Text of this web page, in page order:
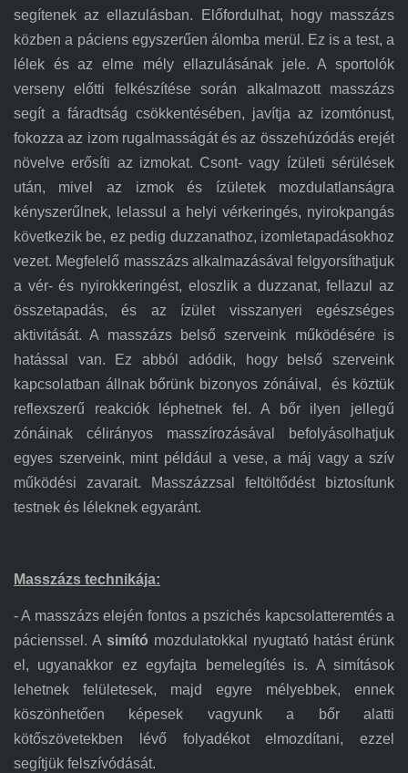
segítenek az ellazulásban. Előfordulhat, hogy masszázs
közben a páciens egyszerűen álomba merül. Ez is a test, a
lélek és az elme mély ellazulásának jele. A sportolók
verseny előtti felkészítése során alkalmazott masszázs
segít a fáradtság csökkentésében, javítja az izomtónust,
fokozza az izom rugalmasságát és az összehúzódás erejét
növelve erősíti az izmokat. Csont- vagy ízületi sérülések
után, mivel az izmok és ízületek mozdulatlanságra
kényszerűlnek, lelassul a helyi vérkeringés, nyirokpangás
következik be, ez pedig duzzanathoz, izomletapadásokhoz
vezet. Megfelelő masszázs alkalmazásával felgyorsíthatjuk
a vér- és nyirokkeringést, eloszlik a duzzanat, fellazul az
összetapadás, és az ízület visszanyeri egészséges
aktivitását. A masszázs belső szerveink működésére is
hatással van. Ez abból adódik, hogy belső szerveink
kapcsolatban állnak bőrünk bizonyos zónáival, és köztük
reflexszerű reakciók léphetnek fel. A bőr ilyen jellegű
zónáinak célirányos masszírozásával befolyásolhatjuk
egyes szerveink, mint például a vese, a máj vagy a szív
működési zavarait. Masszázzsal feltöltődést biztosítunk
testnek és léleknek egyaránt.
Masszázs technikája:
- A masszázs elején fontos a pszichés kapcsolatteremtés a
pácienssel. Asimító mozdulatokkal nyugtató hatást érünk
el, ugyanakkor ez egyfajta bemelegítés is. A simítások
lehetnek felületesek, majd egyre mélyebbek, ennek
köszönhetően képesek vagyunk a bőr alatti
kötőszövetekben lévő folyadékot elmozdítani, ezzel
segítjük felszívódását.